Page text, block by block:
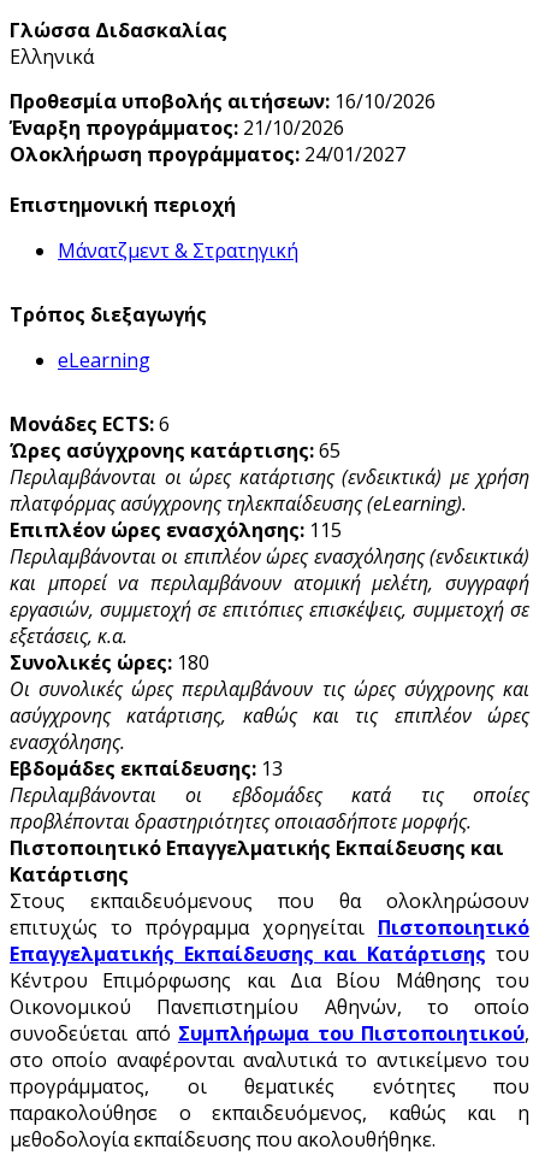
Γλώσσα Διδασκαλίας
Ελληνικά
Προθεσμία υποβολής αιτήσεων: 16/10/2026
Έναρξη προγράμματος: 21/10/2026
Ολοκλήρωση προγράμματος: 24/01/2027
Επιστημονική περιοχή
Μάνατζμεντ & Στρατηγική
Τρόπος διεξαγωγής
eLearning
Μονάδες ECTS:6
Ώρες ασύγχρονης κατάρτισης:65
Περιλαμβάνονται οι ώρες κατάρτισης (ενδεικτικά) με χρήση
πλατφόρμας ασύγχρονης τηλεκπαίδευσης (eLearning).
Επιπλέον ώρες ενασχόλησης: 115
Περιλαμβάνονται οι επιπλέον ώρες ενασχόλησης (ενδεικτικά)
και μπορεί να περιλαμβάνουν ατομική μελέτη, συγγραφή
εργασιών, συμμετοχή σε επιτόπιες επισκέψεις, συμμετοχή σε
εξετάσεις, κ.α.
Συνολικές ώρες: 180
Οι συνολικές ώρες περιλαμβάνουν τις ώρες σύγχρονης και
ασύγχρονης κατάρτισης, καθώς και τις επιπλέον ώρες
ενασχόλησης.
Εβδομάδες εκπαίδευσης: 13
Περιλαμβάνονται οι εβδομάδες κατά τις οποίες
προβλέπονται δραστηριότητες οποιασδήποτε μορφής.
Πιστοποιητικό Επαγγελματικής Εκπαίδευσης και
Κατάρτισης
Στους εκπαιδευόμενους που θα ολοκληρώσουν
επιτυχώς το πρόγραμμα χορηγείται Πιστοποιητικό
Επαγγελματικής Εκπαίδευσης και Κατάρτισης του
Κέντρου Επιμόρφωσης και Δια Βίου Μάθησης του
Οικονομικού Πανεπιστημίου Αθηνών, το οποίο
συνοδεύεται από Συμπλήρωμα του Πιστοποιητικού,
στο οποίο αναφέρονται αναλυτικά το αντικείμενο του
προγράμματος, οι θεματικές ενότητες που
παρακολούθησε ο εκπαιδευόμενος, καθώς και η
μεθοδολογία εκπαίδευσης που ακολουθήθηκε.